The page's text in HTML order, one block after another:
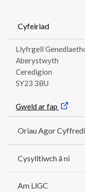
Cyfeiriad
Llyfrgell
Aberystwyth
Ceredigion
SY23 3BU
Gweld ar fap
Oriau Agor
Cysylltiwch â ni
Am LlGC